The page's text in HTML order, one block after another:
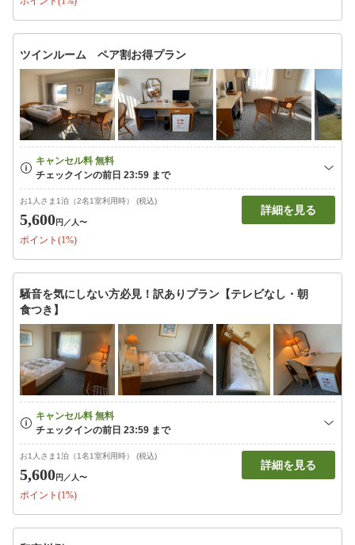
ツインルーム ペア割お得プラン
お1人さま1泊（2名1室利用時） (税込)
5,600円 ／人〜
ポイント(1%)
詳細を見る
騒音を気にしない方必見！訳ありプラン【テレビなし・朝
食つき】
お1人さま1泊（1名1室利用時） (税込)
5,600円 ／人〜
ポイント(1%)
詳細を見る